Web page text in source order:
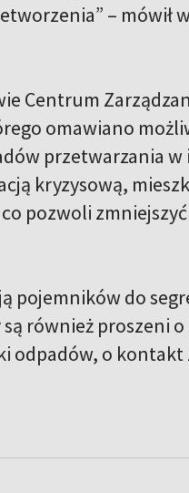
– mówił
Centrum
omawiano
przetwarzania
kryzysową,
pozwoli
pojemników do
również proszeni
odpadów, o